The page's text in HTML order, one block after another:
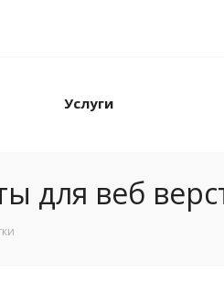
Услуги
для веб